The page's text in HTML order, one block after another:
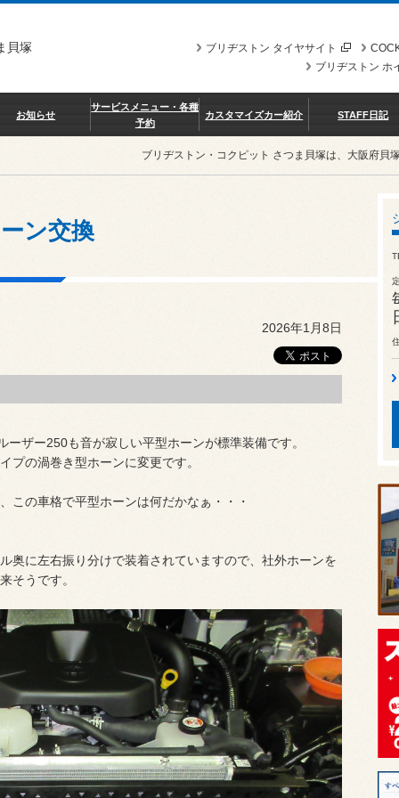
貝塚
ブリヂストン タイヤサイト
ブリヂストン ホ
お知らせ
サービスメニュー・各種
予約
カスタマイズカー紹介 STAFF日記
ブリヂストン・コクピット さつま貝塚は、大阪府貝
ン交換
2026年1月8日
ザー250も音が寂しい平型ホーンが標準装備です。
プの渦巻き型ホーンに変更です。
この車格で平型ホーンは何だかなぁ・・・
奥に左右振り分けで装着されていますので、社外ホーンを
そうです。